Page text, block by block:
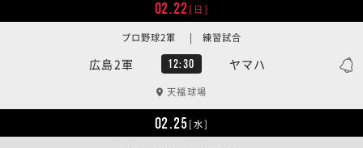
02.22[日]
広島2軍 12:30 ヤマハ
プロ野球2軍 | 練習試合
天福球場
02.25[水]